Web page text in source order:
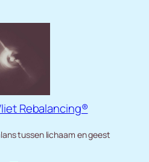
Rebalancing®
tussen lichaam en geest